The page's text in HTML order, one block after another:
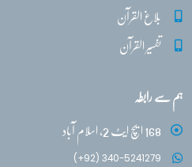
بلاغ القرآن
تفسیر القرآن
ہم سے رابطہ
168 ایچ ایٹ 2، اسلام آباد
(+92) 340-5241279